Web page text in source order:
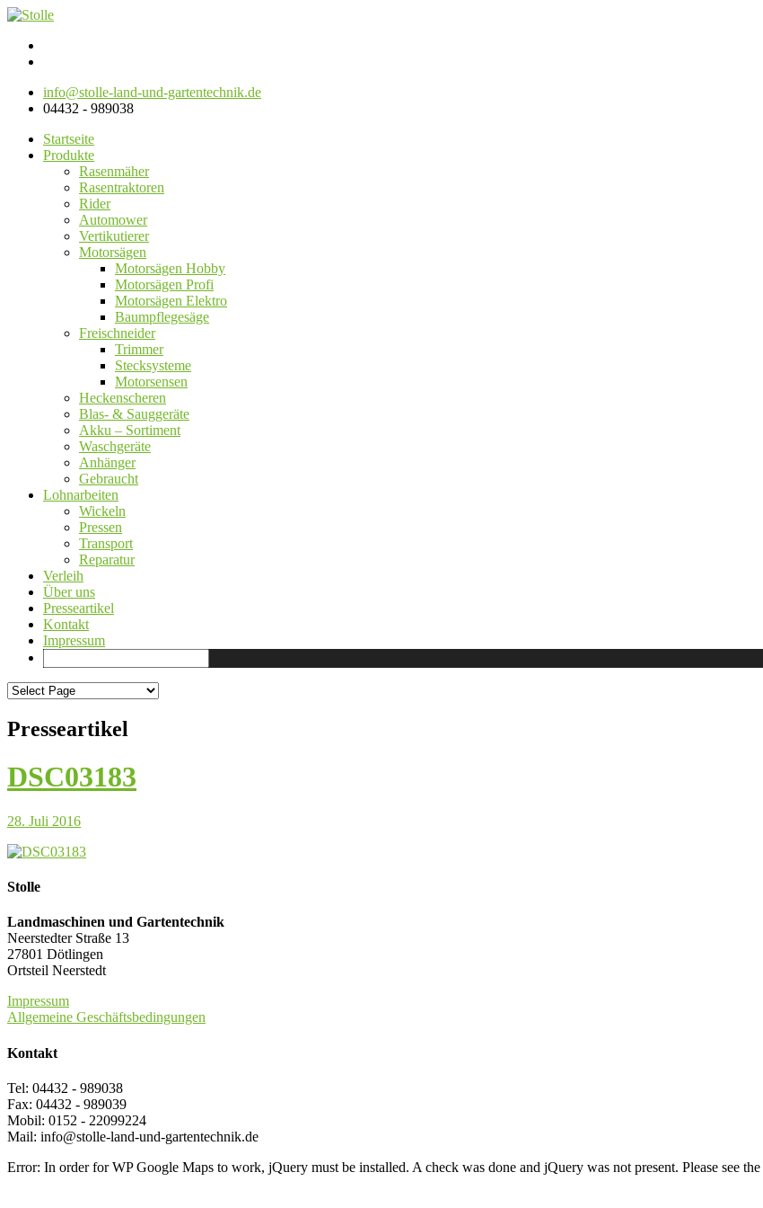
info@stolle-land-und-gartentechnik.de
04432 - 989038
Startseite
Produkte
Rasenmäher
Rasentraktoren
Rider
Automower
Vertikutierer
Motorsägen
Motorsägen Hobby
Motorsägen Profi
Motorsägen Elektro
Baumpflegesäge
Freischneider
Trimmer
Stecksysteme
Motorsensen
Heckenscheren
Blas- & Sauggeräte
Akku – Sortiment
Waschgeräte
Anhänger
Gebraucht
Lohnarbeiten
Wickeln
Pressen
Transport
Reparatur
Verleih
Über uns
Presseartikel
Kontakt
Impressum
Presseartikel
DSC03183
28. Juli 2016
Stolle
Landmaschinen und Gartentechnik
Neerstedter Straße 13
27801 Dötlingen
Ortsteil Neerstedt
Impressum
Allgemeine Geschäftsbedingungen
Kontakt
Tel: 04432 - 989038
Fax: 04432 - 989039
Mobil: 0152 - 22099224
Mail: info@stolle-land-und-gartentechnik.de
Error: In order for WP Google Maps to work, jQuery must be installed. A check was done and jQuery was not present. Please see the